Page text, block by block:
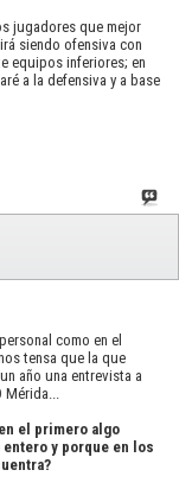
jugadores que mejor
siendo ofensiva con
equipos inferiores; en
a la defensiva y a base
como en el
tensa que la que
año una entrevista a
el primero algo
y porque en los